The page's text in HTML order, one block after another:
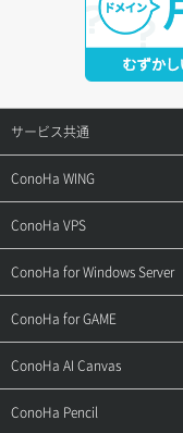
サービス共通
サポートトップ
ご契約・お支払い
用語集
お問い合わせ
ConoHa WING
サポートトップ
ご利用ガイド
お乗り換えガイド
よくある質問
ConoHa VPS
サポートトップ
ご利用ガイド
APIドキュメントVPS2.0
ConoHa for Windows Server
サポートトップ
ご利用ガイド
ConoHa for GAME
サポートトップ
ご利用ガイド
ConoHa AI Canvas
サポートトップ
ConoHa Pencil